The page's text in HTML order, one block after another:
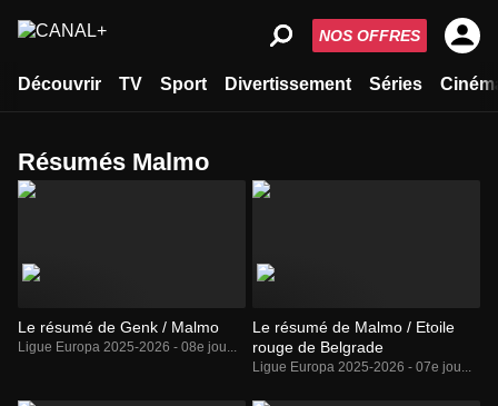
Découvrir TV Sport Divertissement Séries
NOS OFFRES
Résumés Malmo
Le résumé de Genk / Malmo
Ligue Europa 2025-2026 - 08e jou...
Le résumé de Malmo / Etoile
rouge de Belgrade
Ligue Europa 2025-2026 - 07e jou...